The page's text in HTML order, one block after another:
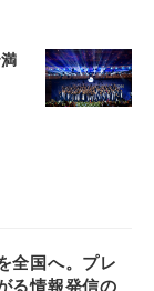
全国へ。プレ
る情報発信の